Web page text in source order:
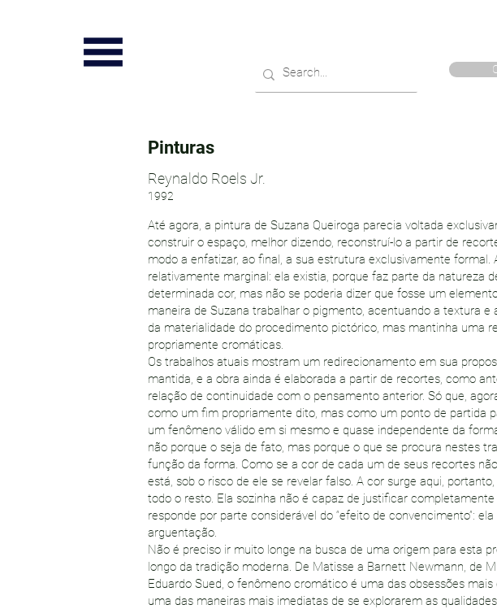
Pinturas
Reynaldo Roels Jr.
1992
Até agora, a pintura de Suzana Queiroga parecia voltada
construir o espaço, melhor dizendo, reconstruí-lo a partir de
modo a enfatizar, ao final, a sua estrutura exclusivamente formal.
relativamente marginal: ela existia, porque faz parte da natureza
determinada cor, mas não se poderia dizer que fosse um
maneira de Suzana trabalhar o pigmento, acentuando a textura
da materialidade do procedimento pictórico, mas mantinha uma
propriamente cromáticas.
Os trabalhos atuais mostram um redirecionamento em sua
mantida, e a obra ainda é elaborada a partir de recortes, como
relação de continuidade com o pensamento anterior. Só que,
como um fim propriamente dito, mas como um ponto de partida
um fenômeno válido em si mesmo e quase independente da
não porque o seja de fato, mas porque o que se procura nestes
função da forma. Como se a cor de cada um de seus recortes
está, sob o risco de ele se revelar falso. A cor surge aqui,
todo o resto. Ela sozinha não é capaz de justificar
responde por parte considerável do “efeito de convencimento”:
arguentação.
Não é preciso ir muito longe na busca de uma origem para esta
longo da tradição moderna. De Matisse a Barnett Newmann, de
Eduardo Sued, o fenômeno cromático é uma das obsessões
uma das maneiras mais imediatas de se explorarem as